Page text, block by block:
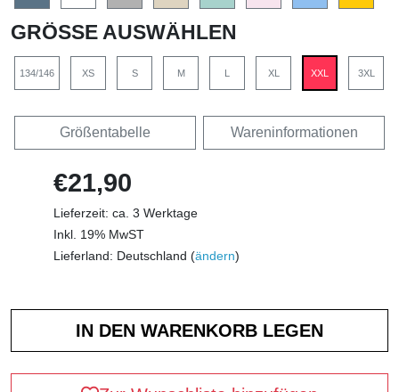
GRÖSSE AUSWÄHLEN
134/146 XS S M L XL XXL 3XL
Größentabelle Wareninformationen
€21,90
Lieferzeit: ca. 3 Werktage
Inkl. 19% MwST
Lieferland: Deutschland (ändern)